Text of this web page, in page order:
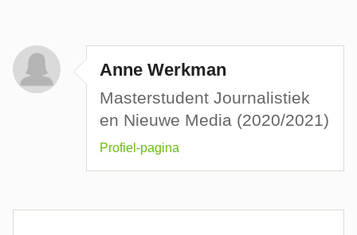
Anne Werkman
Masterstudent Journalistiek
en Nieuwe Media (2020/2021)
Profiel-pagina